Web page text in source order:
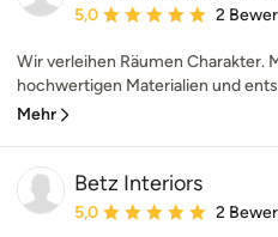
Durchschnittliche
5,0 2
Wir verleihen Räumen Charakter.
hochwertigen Materialien und
Mehr
Betz Interiors
Durchschnittliche
5,0 2